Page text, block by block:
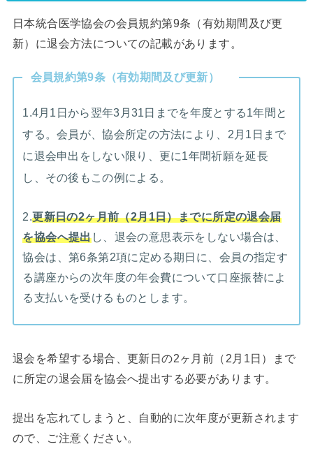
日本統合医学協会の会員規約第9条（有効期間及び更
新）に退会方法についての記載があります。
会員規約第9条（有効期間及び更新）
1.4月1日から翌年3月31日までを年度とする1年間と
する。会員が、協会所定の方法により、2月1日まで
に退会申出をしない限り、更に1年間祈願を延長
し、その後もこの例による。
2.更新日の2ヶ月前（2月1日）までに所定の退会届
を協会へ提出し、退会の意思表示をしない場合は、
協会は、第6条第2項に定める期日に、会員の指定す
る講座からの次年度の年会費について口座振替によ
る支払いを受けるものとします。
退会を希望する場合、更新日の2ヶ月前（2月1日）まで
に所定の退会届を協会へ提出する必要があります。
提出を忘れてしまうと、自動的に次年度が更新されます
ので、ご注意ください。